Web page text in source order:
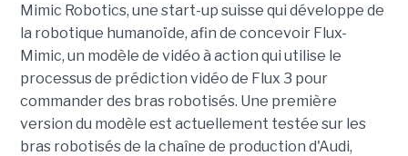
Mimic Robotics, une start-up suisse qui développe de
la robotique humanoïde, afin de concevoir Flux-
Mimic, un modèle de vidéo à action qui utilise le
processus de prédiction vidéo de Flux 3 pour
commander des bras robotisés. Une première
version du modèle est actuellement testée sur les
bras robotisés de la chaîne de production d'Audi,